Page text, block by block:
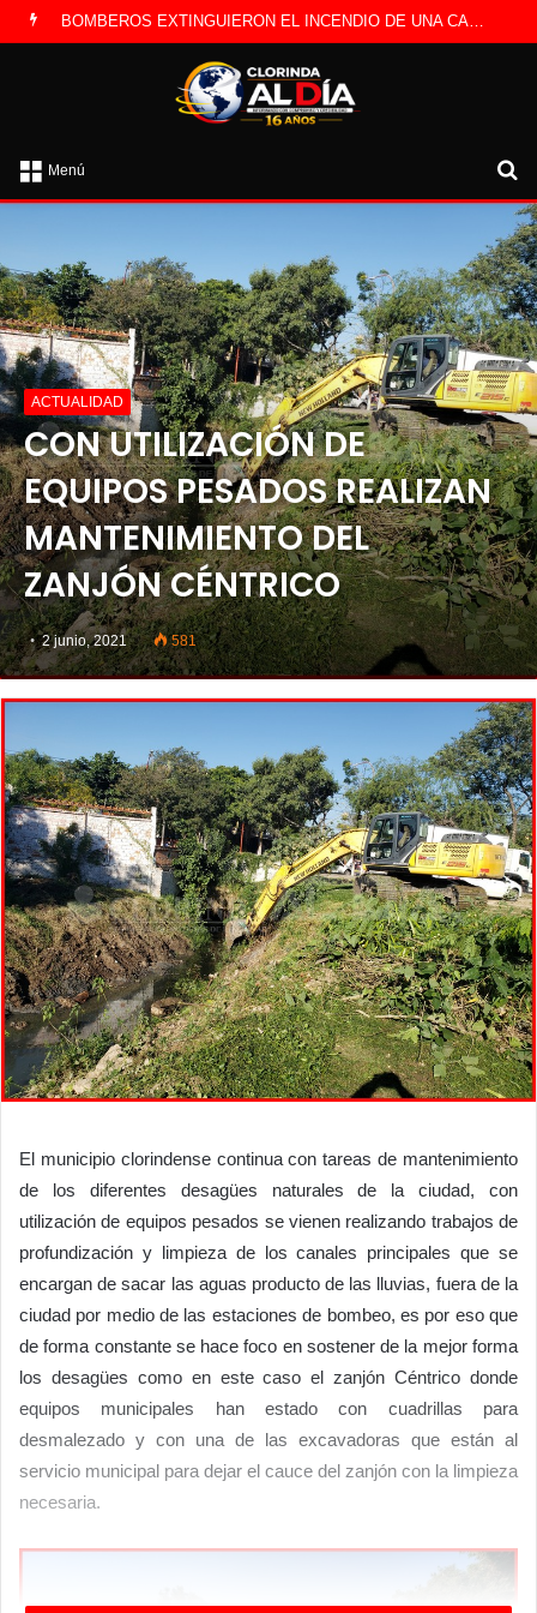
Menú
ACTUALIDAD
CON UTILIZACIÓN DE
EQUIPOS PESADOS REALIZAN
MANTENIMIENTO DEL
ZANJÓN CÉNTRICO
2 junio, 2021 581
El municipio clorindense continua con tareas de mantenimiento
de los diferentes desagües naturales de la ciudad, con
utilización de equipos pesados se vienen realizando trabajos de
profundización y limpieza de los canales principales que se
encargan de sacar las aguas producto de las lluvias, fuera de la
ciudad por medio de las estaciones de bombeo, es por eso que
de forma constante se hace foco en sostener de la mejor forma
los desagües como en este caso el zanjón Céntrico donde
equipos municipales han estado con cuadrillas para
desmalezado y con una de las excavadoras que están al
servicio municipal para dejar el cauce del zanjón con la limpieza
necesaria.